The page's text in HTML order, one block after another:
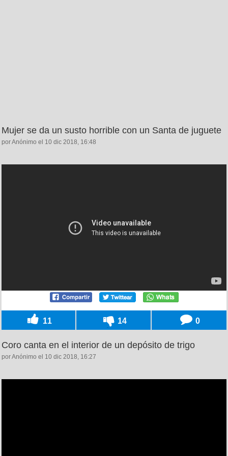
Mujer se da un susto horrible con un Santa de juguete
por Anónimo el 10 dic 2018, 16:48
11 14 0
Coro canta en el interior de un depósito de trigo
por Anónimo el 10 dic 2018, 16:27